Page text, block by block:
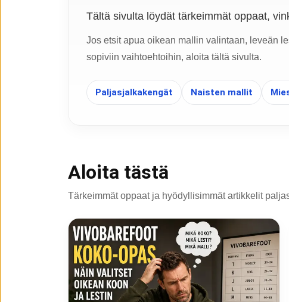
Tältä sivulta löydät tärkeimmät oppaat,
Jos etsit apua oikean mallin valintaan, leveän
sopiviin vaihtoehtoihin, aloita tältä sivulta.
Paljasjalkakengät Naisten mallit
Aloita tästä
Tärkeimmät oppaat ja hyödyllisimmät artikkelit